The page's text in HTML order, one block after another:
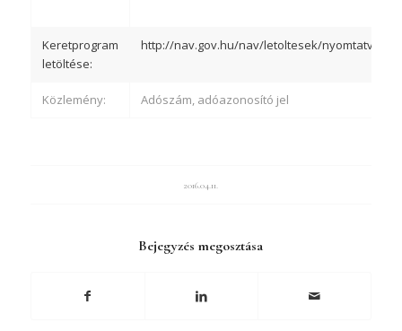
Keretprogram
letöltése:
http://nav.gov.hu/nav/letoltesek/
Közlemény: Adószám, adóazonosító jel
2016.04.11.
Bejegyzés megosztása